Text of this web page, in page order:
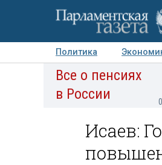
Политика
Авторы Персоны
Все о пенсиях
в России
Исаев: